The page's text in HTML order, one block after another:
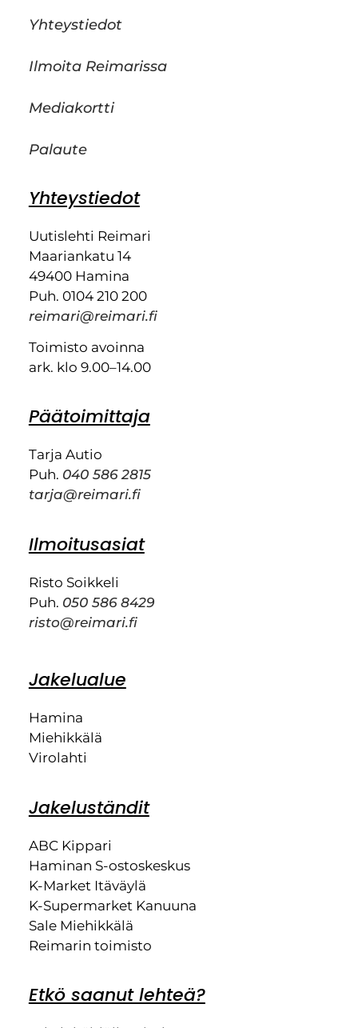
Yhteystiedot
Ilmoita Reimarissa
Mediakortti
Palaute
Yhteystiedot
Uutislehti Reimari
Maariankatu 14
49400 Hamina
Puh. 0104 210 200
reimari@reimari.fi
Toimisto avoinna
ark. klo 9.00–14.00
Päätoimittaja
Tarja Autio
Puh. 040 586 2815
tarja@reimari.fi
Ilmoitusasiat
Risto Soikkeli
Puh. 050 586 8429
risto@reimari.fi
Jakelualue
Hamina
Miehikkälä
Virolahti
Jakeluständit
ABC Kippari
Haminan S-ostoskeskus
K-Market Itäväylä
K-Supermarket Kanuuna
Sale Miehikkälä
Reimarin toimisto
Etkö saanut lehteä?